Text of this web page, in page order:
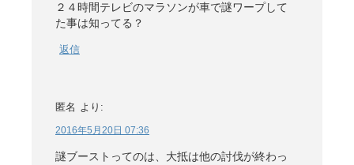
２４時間テレビのマラソンが車で謎ワープして
た事は知ってる？
返信
匿名 より:
2016年5月20日 07:36
謎ブーストってのは、大抵は他の討伐が終わっ